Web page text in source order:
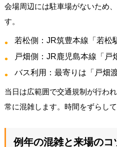
会場周辺には駐車場がないため
す。
若松側：JR筑豊本線「若松
戸畑側：JR鹿児島本線「戸
バス利用：最寄りは「戸畑
当日は広範囲で交通規制が行わ
常に混雑します。時間をずらし
例年の混雑と来場のコ